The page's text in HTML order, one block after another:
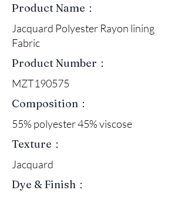
Product Name：
Jacquard Polyester Rayon lining
Fabric
Product Number：
MZT190575
Composition：
55% polyester 45% viscose
Texture：
Jacquard
Dye & Finish：